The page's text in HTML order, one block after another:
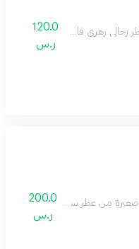
رجالي زهري فاخر وجذاب.
120.0
ر.س
من عطر سفاير بنفحات شرقية
200.0
ر.س